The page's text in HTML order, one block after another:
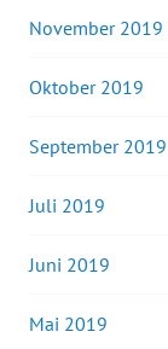
November 2019
Oktober 2019
September 2019
Juli 2019
Juni 2019
Mai 2019